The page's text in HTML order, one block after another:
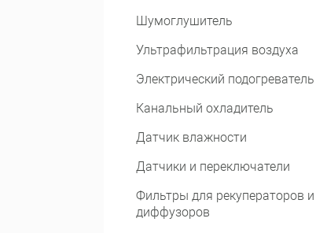
Шумоглушитель
Ультрафильтрация воздуха
Электрический подогреватель
Канальный охладитель
Датчик влажности
Датчики и переключатели
Фильтры для рекуператоров и
диффузоров